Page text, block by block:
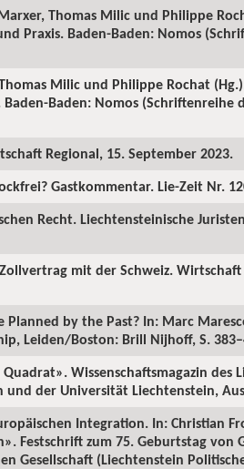
Thomas Milic und Philippe
Praxis. Baden-Baden: Nomos
Milic und Philippe Rochat
Baden: Nomos (Schriftenreihe
Regional, 15. September 2023.
Gastkommentar. Lie-Zeit Nr.
Recht. Liechtensteinische
mit der Schweiz.
Planned by the Past? In: Marc
Leiden/Boston: Brill Nijhoff, S.
Wissenschaftsmagazin des
der Universität Liechtenstein,
Integration. In: Christian
Festschrift zum 75. Geburtstag von
Gesellschaft (Liechtenstein